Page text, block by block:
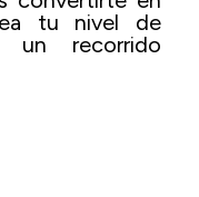
tu nivel de
un recorrido